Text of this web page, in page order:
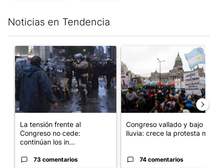
Noticias en Tendencia
Un artículo de tendencia con el título "La tensión frente al
La tensión frente al
Congreso no cede:
continúan los in...
73 comentarios
Un artículo de tendencia
Congreso vallado y bajo la
lluvia: crece la protesta mi...
74 comentarios